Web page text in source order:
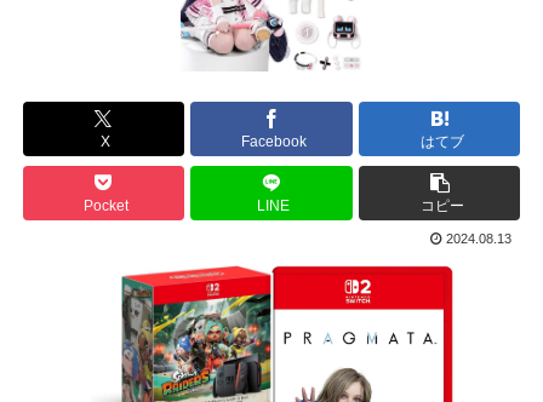
X Facebook はてブ
Pocket LINE コピー
2024.08.13